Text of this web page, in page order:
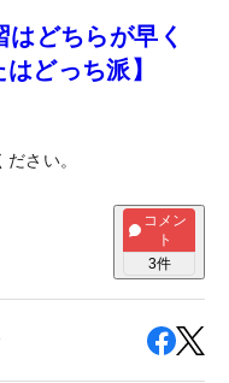
どちらが早く
どっち派】
さい。
コメン
ト
3件